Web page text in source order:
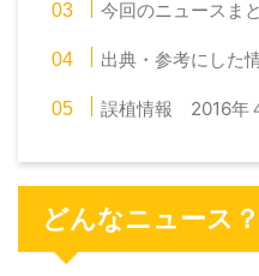
今回のニュースま
出典・参考にした
誤植情報 2016年
どんなニュース